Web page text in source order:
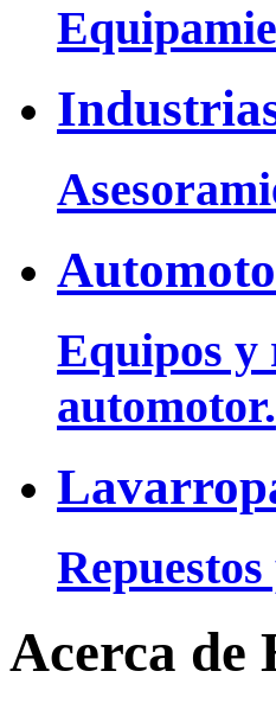
Equipos y
automotor.
Acerca de